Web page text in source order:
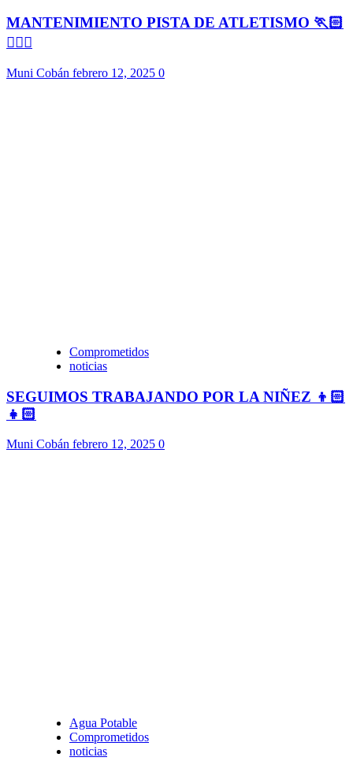
MANTENIMIENTO PISTA DE ATLETISMO 🏃🏻
🏃🏻‍♀️
Muni Cobán febrero 12, 2025 0
Comprometidos
noticias
SEGUIMOS TRABAJANDO POR LA NIÑEZ 👦🏻
👧🏻
Muni Cobán febrero 12, 2025 0
Agua Potable
Comprometidos
noticias